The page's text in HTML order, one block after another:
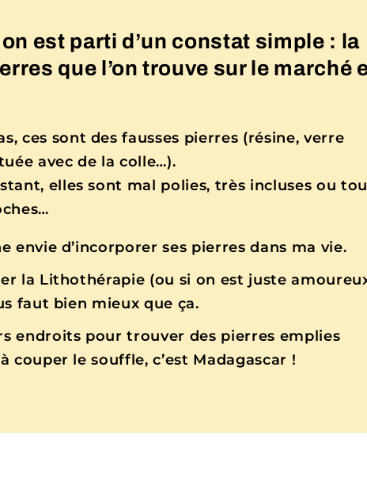
est parti d’un constat simple : la
que l’on trouve sur le marché
ces sont des fausses pierres (résine, verre
avec de la colle…).
elles sont mal polies, très incluses ou
envie d’incorporer ses pierres dans ma vie.
la Lithothérapie (ou si on est juste
faut bien mieux que ça.
endroits pour trouver des pierres emplies
couper le souffle, c’est Madagascar !